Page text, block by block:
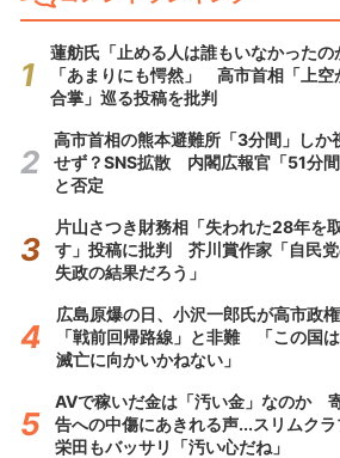
蓮舫氏「止める人は誰もいなかったの
「あまりにも愕然」 高市首相「上空
合掌」巡る投稿を批判
高市首相の熊本避難所「3分間」しか
せず？SNS拡散 内閣広報官「51分
と否定
片山さつき財務相「失われた28年を
す」投稿に批判 芥川賞作家「自民
失政の結果だろう」
広島原爆の日、小沢一郎氏が高市政
「戦前回帰路線」と非難 「この国
滅亡に向かいかねない」
AVで稼いだ金は「汚い金」なのか
告への中傷にあきれる声...スリムク
栄田もバッサリ「汚い心だね」